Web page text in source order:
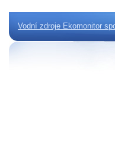
Vodní zdroje Ekomonitor